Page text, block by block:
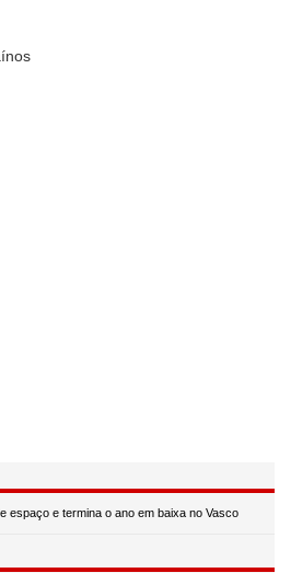
espaço e termina o ano em baixa no Vasco